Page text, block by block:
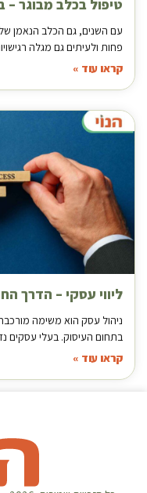
טיפול בכלב מבוגר –
עם השנים, גם הכלב הנאמן
פחות ולעיתים גם מגלה
קראו עוד »
ליווי עסקי – הדרך
ניהול עסק הוא משימה
בתחום העיסוק. בעלי עסקים
קראו עוד »